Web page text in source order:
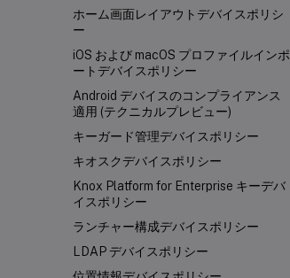
ホーム画面レイアウトデバイスポリシ
ー
iOS および macOS プロファイルインポ
ートデバイスポリシー
Android デバイスのコンプライアンス
適用 (テクニカルプレビュー)
キーガード管理デバイスポリシー
キオスクデバイスポリシー
Knox Platform for Enterprise キーデバ
イスポリシー
ランチャー構成デバイスポリシー
LDAP デバイスポリシー